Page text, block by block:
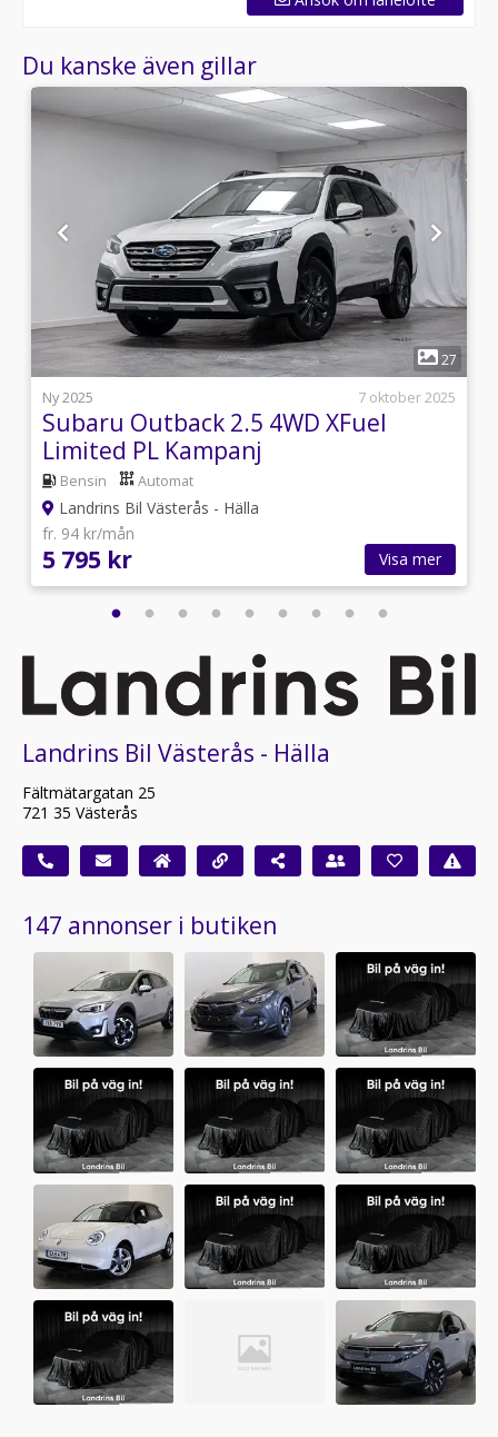
Du kanske även gillar
1
27
Ny 2025
7 oktober 2025
Subaru Outback 2.5 4WD XFuel
Limited PL Kampanj
Bensin Automat
Landrins Bil Västerås - Hälla
fr. 94 kr/mån
5 795 kr Visa mer
Landrins Bil Västerås - Hälla
Fältmätargatan 25
721 35 Västerås
147 annonser i butiken